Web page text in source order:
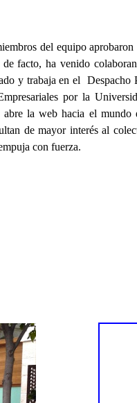
del equipo
facto, ha venido
y trabaja en el Despacho
por la
abre la web hacia el
de mayor interés al
con fuerza.